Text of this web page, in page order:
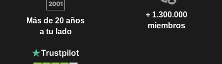
Más de 20 años
a tu lado
+ 1.300.000
miembros